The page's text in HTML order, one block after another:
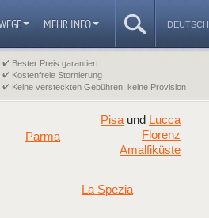
DEUTSCH
MEHR INFO
Bester Preis garantiert
Kostenfreie Stornierung
Keine versteckten Gebühren, keine Provision
La Spezia
Parma
Pisa und Lucca
Florenz
Amalfiküste